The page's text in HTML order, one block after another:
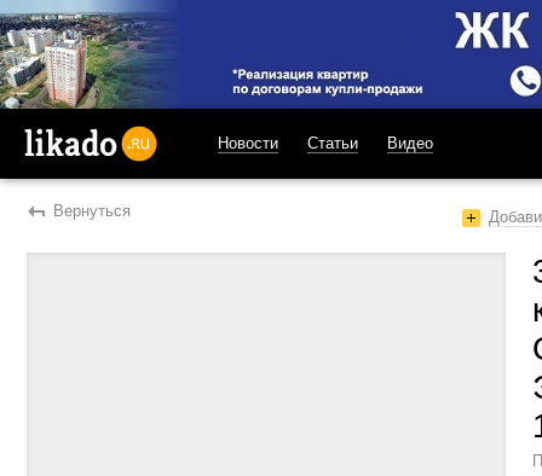
Новости Статьи Видео
Вернуться